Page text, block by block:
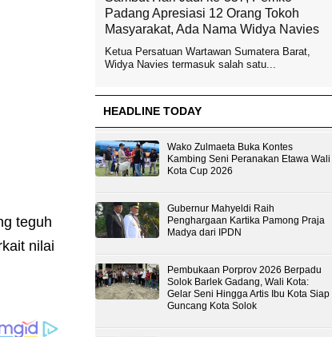
teguh
nilai
Padang Apresiasi 12 Orang Tokoh
Masyarakat, Ada Nama Widya Navies
Ketua Persatuan Wartawan Sumatera Barat,
Widya Navies termasuk salah satu...
HEADLINE TODAY
Wako Zulmaeta Buka Kontes
Kambing Seni Peranakan Etawa Wali
Kota Cup 2026
Gubernur Mahyeldi Raih
Penghargaan Kartika Pamong Praja
Madya dari IPDN
Pembukaan Porprov 2026 Berpadu
Solok Barlek Gadang, Wali Kota:
Gelar Seni Hingga Artis Ibu Kota Siap
Guncang Kota Solok